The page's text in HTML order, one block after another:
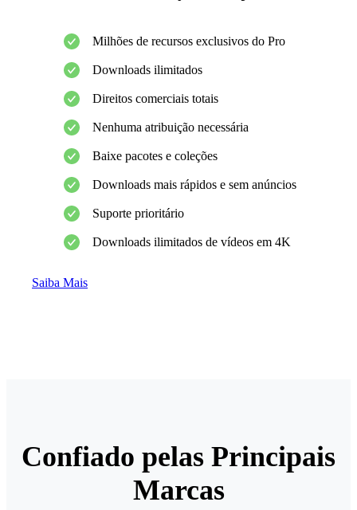
Milhões de recursos exclusivos do Pro
Downloads ilimitados
Direitos comerciais totais
Nenhuma atribuição necessária
Baixe pacotes e coleções
Downloads mais rápidos e sem anúncios
Suporte prioritário
Downloads ilimitados de vídeos em 4K
Saiba Mais
Confiado pelas Principais
Marcas